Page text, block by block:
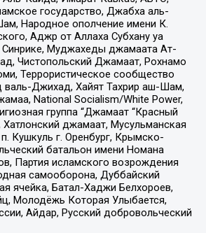
государство, Джабха аль-
Народное ополчение имени К.
Аджр от Аллаха Субхану уа
Синрике, Муджахеды джамаата Ат-
Чистопольский Джамаат, Рохнамо
Террористическое сообщество
валь-Джихад, Хайят Тахрир аш-Шам,
National Socialism/White Power,
группа “Джамаат “Красный
Хатлонский джамаат, Мусульманская
п. Кушкуль г. Оренбург, Крымско-
батальон имени Номана
Партия исламского возрождения
самооборона, Дуббайский
ячейка, Батал-Хаджи Белхороев,
Молодёжь Которая Улыбается,
Айдар, Русский добровольческий